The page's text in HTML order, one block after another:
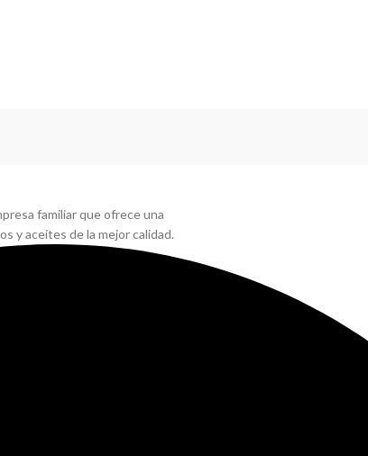
familiar que ofrece una
y aceites de la mejor calidad.